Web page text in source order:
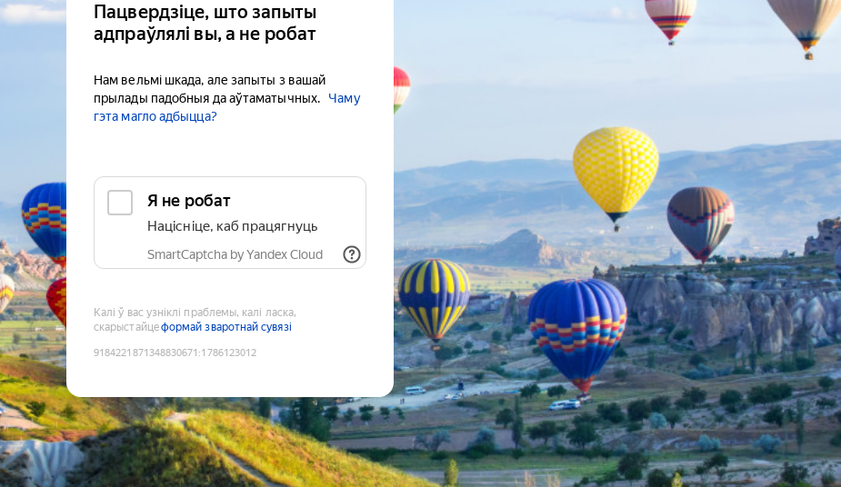
Пацвердзіце, што запыты
адпраўлялі вы, а не робат
Нам вельмі шкада, але запыты з вашай
прылады падобныя да аўтаматычных.
Чаму
гэта магло адбыцца?
Я не робат
Націсніце, каб працягнуць
SmartCaptcha by Yandex Cloud
Калі ў вас узніклі праблемы, калі ласка,
скарыстайцеформай зваротнай сувязі
9184221871348830671 :1786123012